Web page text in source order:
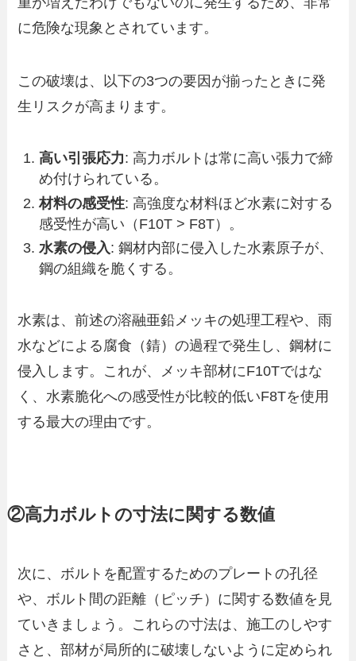
に危険な現象とされています。
この破壊は、以下の3つの要因が揃ったときに発
生リスクが高まります。
高い引張応力: 高力ボルトは常に高い張力で締
め付けられている。
材料の感受性: 高強度な材料ほど水素に対する
感受性が高い（F10T > F8T）。
水素の侵入: 鋼材内部に侵入した水素原子が、
鋼の組織を脆くする。
水素は、前述の溶融亜鉛メッキの処理工程や、雨
水などによる腐食（錆）の過程で発生し、鋼材に
侵入します。これが、メッキ部材にF10Tではな
く、水素脆化への感受性が比較的低いF8Tを使用
する最大の理由です。
②高力ボルトの寸法に関する数値
次に、ボルトを配置するためのプレートの孔径
や、ボルト間の距離（ピッチ）に関する数値を見
ていきましょう。これらの寸法は、施工のしやす
さと、部材が局所的に破壊しないように定められ